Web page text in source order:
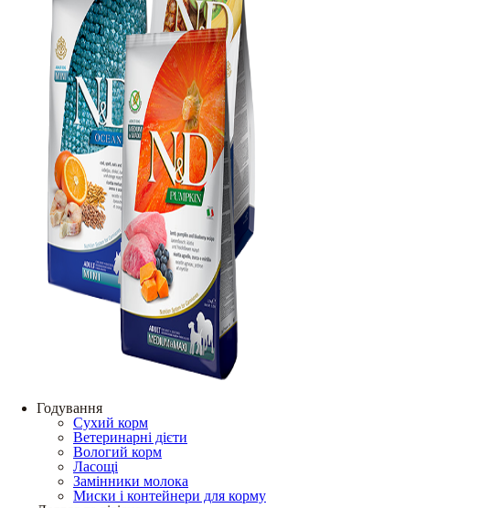
Годування
Сухий корм
Ветеринарні дієти
Вологий корм
Ласощі
Замінники молока
Миски і контейнери для корму